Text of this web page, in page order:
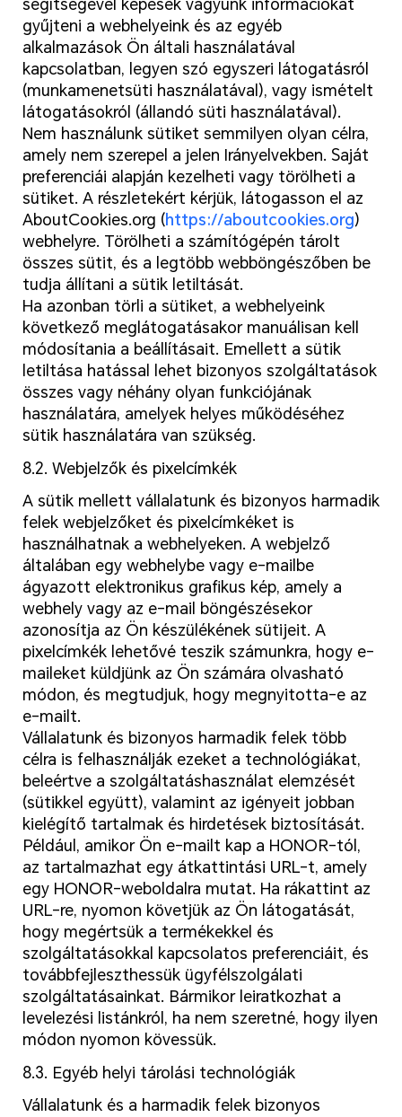
segítségével képesek vagyunk információkat
gyűjteni a webhelyeink és az egyéb
alkalmazások Ön általi használatával
kapcsolatban, legyen szó egyszeri látogatásról
(munkamenetsüti használatával), vagy ismételt
látogatásokról (állandó süti használatával).
Nem használunk sütiket semmilyen olyan célra,
amely nem szerepel a jelen Irányelvekben. Saját
preferenciái alapján kezelheti vagy törölheti a
sütiket. A részletekért kérjük, látogasson el az
AboutCookies.org (https://aboutcookies.org)
webhelyre. Törölheti a számítógépén tárolt
összes sütit, és a legtöbb webböngészőben be
tudja állítani a sütik letiltását.
Ha azonban törli a sütiket, a webhelyeink
következő meglátogatásakor manuálisan kell
módosítania a beállításait. Emellett a sütik
letiltása hatással lehet bizonyos szolgáltatások
összes vagy néhány olyan funkciójának
használatára, amelyek helyes működéséhez
sütik használatára van szükség.
8.2. Webjelzők és pixelcímkék
A sütik mellett vállalatunk és bizonyos harmadik
felek webjelzőket és pixelcímkéket is
használhatnak a webhelyeken. A webjelző
általában egy webhelybe vagy e-mailbe
ágyazott elektronikus grafikus kép, amely a
webhely vagy az e-mail böngészésekor
azonosítja az Ön készülékének sütijeit. A
pixelcímkék lehetővé teszik számunkra, hogy e-
maileket küldjünk az Ön számára olvasható
módon, és megtudjuk, hogy megnyitotta-e az
e-mailt.
Vállalatunk és bizonyos harmadik felek több
célra is felhasználják ezeket a technológiákat,
beleértve a szolgáltatáshasználat elemzését
(sütikkel együtt), valamint az igényeit jobban
kielégítő tartalmak és hirdetések biztosítását.
Például, amikor Ön e-mailt kap a HONOR-tól,
az tartalmazhat egy átkattintási URL-t, amely
egy HONOR-weboldalra mutat. Ha rákattint az
URL-re, nyomon követjük az Ön látogatását,
hogy megértsük a termékekkel és
szolgáltatásokkal kapcsolatos preferenciáit, és
továbbfejleszthessük ügyfélszolgálati
szolgáltatásainkat. Bármikor leiratkozhat a
levelezési listánkról, ha nem szeretné, hogy ilyen
módon nyomon kövessük.
8.3. Egyéb helyi tárolási technológiák
Vállalatunk és a harmadik felek bizonyos